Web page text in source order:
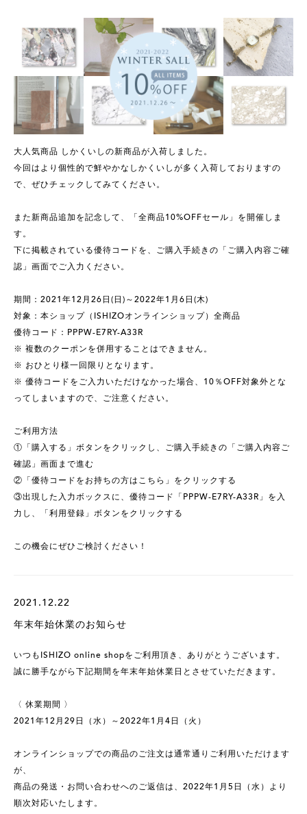
大人気商品 しかくいしの新商品が入荷しました。
今回はより個性的で鮮やかなしかくいしが多く入荷しておりますの
で、ぜひチェックしてみてください。
また新商品追加を記念して、「全商品10%OFFセール」を開催しま
す。
下に掲載されている優待コードを、ご購入手続きの「ご購入内容ご確
認」画面でご入力ください。
期間：2021年12月26日(日)～2022年1月6日(木)
対象：本ショップ（ISHIZOオンラインショップ）全商品
優待コード：PPPW-E7RY-A33R
※ 複数のクーポンを併用することはできません。
※ おひとり様一回限りとなります。
※ 優待コードをご入力いただけなかった場合、10％OFF対象外とな
ってしまいますので、ご注意ください。
ご利用方法
①「購入する」ボタンをクリックし、ご購入手続きの「ご購入内容ご
確認」画面まで進む
②「優待コードをお持ちの方はこちら」をクリックする
③出現した入力ボックスに、優待コード「PPPW-E7RY-A33R」を入
力し、「利用登録」ボタンをクリックする
この機会にぜひご検討ください！
2021.12.22
年末年始休業のお知らせ
いつもISHIZO online shopをご利用頂き、ありがとうございます。
誠に勝手ながら下記期間を年末年始休業日とさせていただきます。
〈 休業期間 〉
2021年12月29日（水）～2022年1月4日（火）
オンラインショップでの商品のご注文は通常通りご利用いただけます
が、
商品の発送・お問い合わせへのご返信は、2022年1月5日（水）より
順次対応いたします。